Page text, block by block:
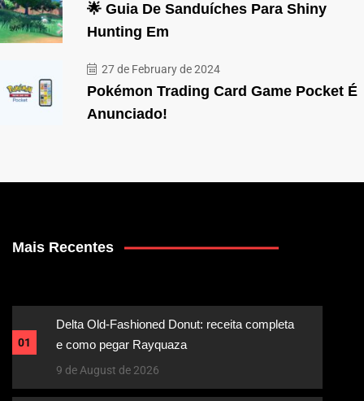
🌟 Guia De Sanduíches Para Shiny
Hunting Em
27 de February de 2024
Pokémon Trading Card Game Pocket É
Anunciado!
Mais Recentes
01
Delta Old-Fashioned Donut: receita completa
e como pegar Rayquaza
9 de August de 2026